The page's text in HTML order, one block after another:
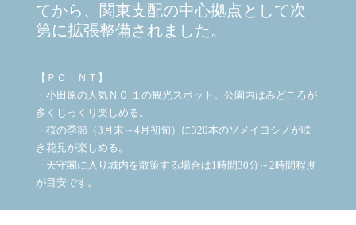
てから、関東支配の中心拠点として次
第に拡張整備されました。
【ＰＯＩＮＴ】
・小田原の人気ＮＯ.１の観光スポット。公園内はみどころが
多くじっくり楽しめる。
・桜の季節（3月末～4月初旬）に320本のソメイヨシノが咲
き花見が楽しめる。
・天守閣に入り城内を散策する場合は1時間30分～2時間程度
が目安です。